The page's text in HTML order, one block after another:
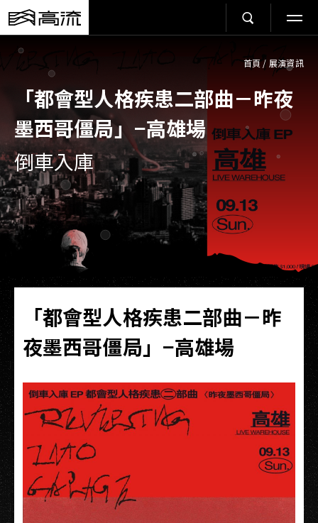
首頁/ 展演資訊
「都會型人格疾患二部曲－昨夜
墨西哥僵局」−高雄場
倒車入庫
「都會型人格疾患二部曲－昨
夜墨西哥僵局」−高雄場